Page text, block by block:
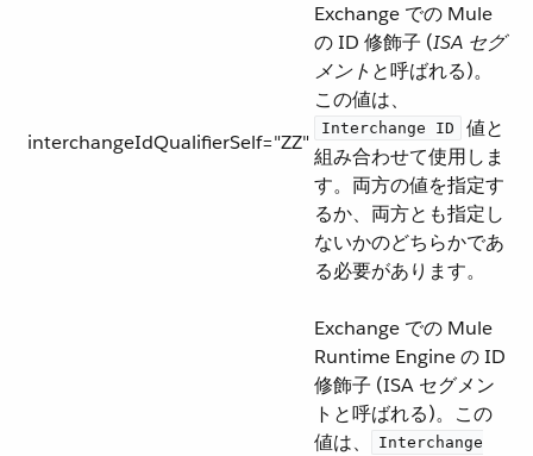
interchangeIdQualifierSelf="ZZ"
Exchange での Mule
の ID 修飾子 (​ISA セグ
メント ​と呼ばれる)。
この値は、​
Interchange ID
​ 値と
組み合わせて使用しま
す。両方の値を指定す
るか、両方とも指定し
ないかのどちらかであ
る必要があります。
Exchange での Mule
Runtime Engine の ID
修飾子 (ISA セグメン
トと呼ばれる)。この
値は、​
Interchange